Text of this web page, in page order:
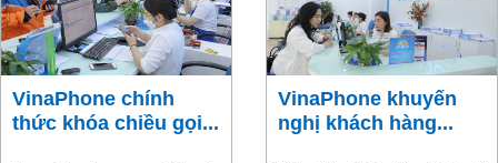
VinaPhone chính
thức khóa chiều gọi...
VinaPhone khuyến
nghị khách hàng...